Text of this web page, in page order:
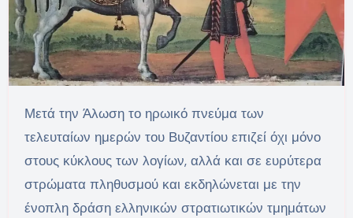
Μετά την Άλωση το ηρωικό πνεύμα των
τελευταίων ημερών του Βυζαντίου επιζεί όχι μόνο
στους κύκλους των λογίων, αλλά και σε ευρύτερα
στρώματα πληθυσμού και εκδηλώνεται με την
ένοπλη δράση ελληνικών στρατιωτικών τμημάτων